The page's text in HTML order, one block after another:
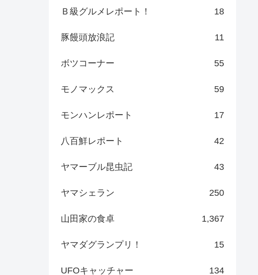
Ｂ級グルメレポート！ 18
豚饅頭放浪記 11
ボツコーナー 55
モノマックス 59
モンハンレポート 17
八百鮮レポート 42
ヤマーブル昆虫記 43
ヤマシェラン 250
山田家の食卓 1,367
ヤマダグランプリ！ 15
UFOキャッチャー 134